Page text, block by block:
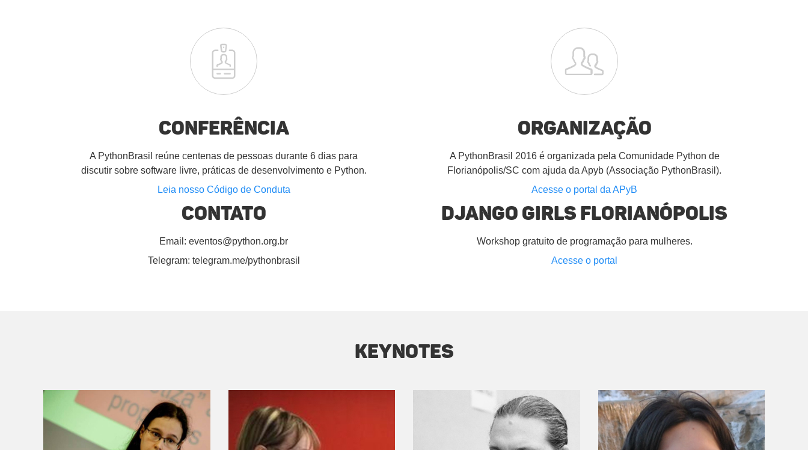
Conferência
A PythonBrasil reúne centenas de pessoas durante 6 dias para
discutir sobre software livre, práticas de desenvolvimento e Python.
Leia nosso Código de Conduta
Organização
A PythonBrasil 2016 é organizada pela Comunidade Python de
Florianópolis/SC com ajuda da Apyb (Associação PythonBrasil).
Acesse o portal da APyB
Contato
Email: eventos@python.org.br
Telegram: telegram.me/pythonbrasil
Django Girls Florianópolis
Workshop gratuito de programação para mulheres.
Acesse o portal
Keynotes